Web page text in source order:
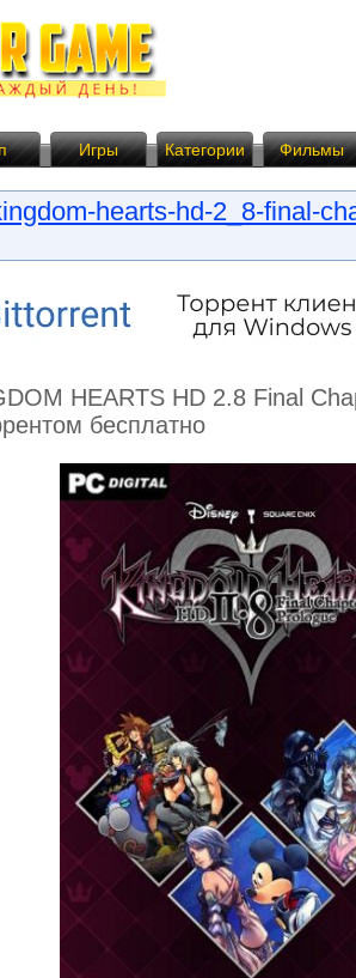
Игры Категории Фильмы
hearts-hd-2_8-final-
HEARTS HD 2.8 Final
бесплатно